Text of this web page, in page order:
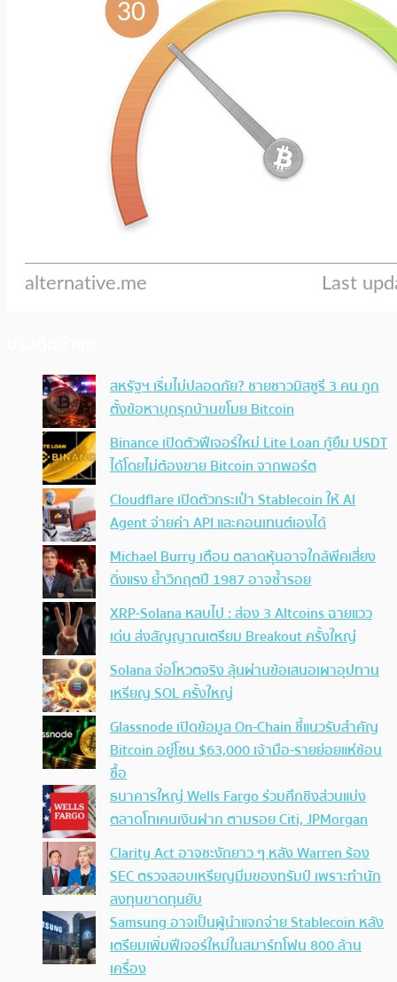
สหรัฐฯ เริ่มไม่ปลอดภัย? ชายชาวมิสซูรี 3 คน ถูก
ตั้งข้อหาบุกรุกบ้านขโมย Bitcoin
Binance เปิดตัวฟีเจอร์ใหม่ Lite Loan กู้ยืม USDT
ได้โดยไม่ต้องขาย Bitcoin จากพอร์ต
Cloudflare เปิดตัวกระเป๋า Stablecoin ให้ AI
Agent จ่ายค่า API และคอนเทนต์เองได้
Michael Burry เตือน ตลาดหุ้นอาจใกล้พีคเสี่ยง
ดิ่งแรง ย้ำวิกฤตปี 1987 อาจซ้ำรอย
XRP-Solana หลบไป : ส่อง 3 Altcoins ฉายแวว
เด่น ส่งสัญญาณเตรียม Breakout ครั้งใหญ่
Solana จ่อโหวตจริง ลุ้นผ่านข้อเสนอเผาอุปทาน
เหรียญ SOL ครั้งใหญ่
Glassnode เปิดข้อมูล On-Chain ชี้แนวรับสำคัญ
Bitcoin อยู่โซน $63,000 เจ้ามือ-รายย่อยแห่ช้อน
ซื้อ
ธนาคารใหญ่ Wells Fargo ร่วมศึกชิงส่วนแบ่ง
ตลาดโทเคนเงินฝาก ตามรอย Citi, JPMorgan
Clarity Act อาจชะงักยาว ๆ หลัง Warren ร้อง
SEC ตรวจสอบเหรียญมีมของทรัมป์ เพราะทำนัก
ลงทุนขาดทุนยับ
Samsung อาจเป็นผู้นำแจกจ่าย Stablecoin หลัง
เตรียมเพิ่มฟีเจอร์ใหม่ในสมาร์ทโฟน 800 ล้าน
เครื่อง